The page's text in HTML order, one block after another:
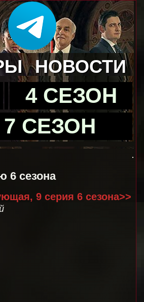
НОВОСТИ
4 СЕЗОН
7 СЕЗОН
6 сезона
9 серия 6 сезона>>